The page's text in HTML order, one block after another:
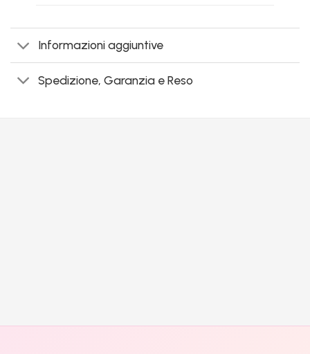
Informazioni aggiuntive
Spedizione, Garanzia e Reso